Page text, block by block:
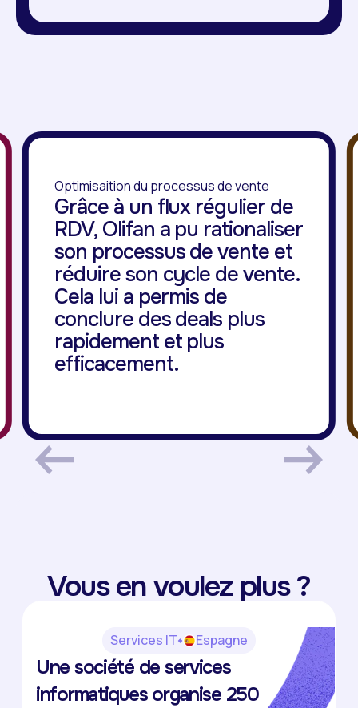
Optimisaition du processus de vente
Grâce à un flux régulier de
RDV, Olifan a pu rationaliser
son processus de vente et
réduire son cycle de vente.
Cela lui a permis de
conclure des deals plus
rapidement et plus
efficacement.
Vous en voulez plus ?
Services IT Espagne
Nubosoft
Gonzalo Sainz Trapaga Fernandez
Une société de services
informatiques organise 250